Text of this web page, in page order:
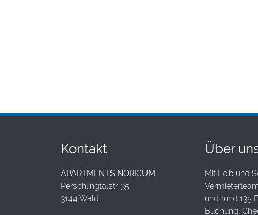
Kontakt
APARTMENTS NORICUM
Perschlingtalstr. 35
3144 Wald
Über
Mit Leib und
und rund 135
Buchung,